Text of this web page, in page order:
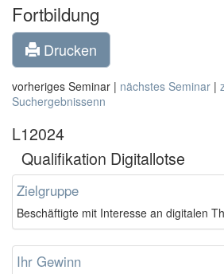
Fortbildung
Drucken
vorheriges Seminar | nächstes Seminar |
Suchergebnissenn
L12024
Qualifikation Digitallotse
Zielgruppe
Beschäftigte mit Interesse an digitalen
Ihr Gewinn